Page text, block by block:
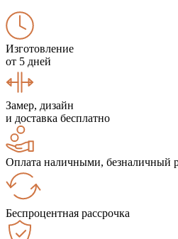
Изготовление
от 5 дней
Замер, дизайн
и доставка бесплатно
Оплата наличными, безналичный
Беспроцентная рассрочка